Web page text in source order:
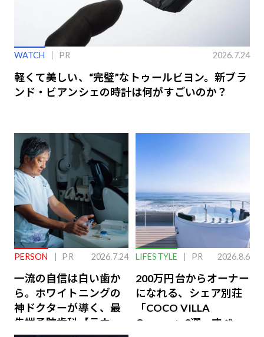
WATCH PR 2026.7.24
軽くて美しい、“完璧”なトゥールビヨン。新ブラ
ンド・ビアンシェの時計は何がすごいのか？
PERSON PR 2026.7.24
一流の自信は白い歯か
ら。ホワイトニングの
神ドクターが導く、最
先端予防歯科【ラウン
LIFESTYLE PR 2026.8.6
200万円台からオーナー
になれる、シェア別荘
「COCO VILLA
Owners」3選。すべて